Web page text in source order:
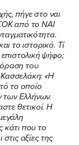
πήγε στο ναι
από το ΝΑΙ
το ιστορικό. Τί
ψήφο;
του
«Η
το οποίο
των Ελλήνων.
θετικοί. Η
κάτι που το
αξίες της